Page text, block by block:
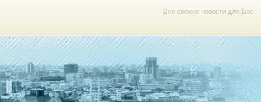
Все свежие новости для Вас